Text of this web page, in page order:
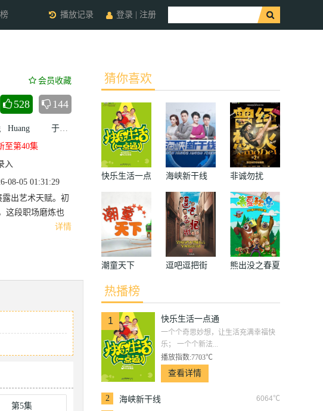
登录 注册
播放记录
会员收藏
528 144
Huang 于和伟 Hewei Yu 毕彦君 Yanjun Bi 王和 He Wang
至第40集
入
08-05 01:31:29
详情
出艺术天赋。初
这段职场磨炼也
第5集
猜你喜欢
快乐生活一点
通
海峡新干线 非诚勿扰
潮童天下 逗吧逗把街
熊出没之春夏
热播榜
1 快乐生活一点通
一个个奇思妙想，让生活充满幸福快
乐； 一个个新法...
播放指数:7703℃
查看详情
2 6064℃
海峡新干线